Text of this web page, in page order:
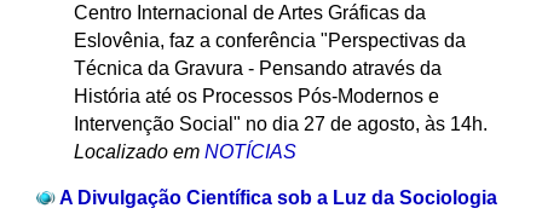
Centro Internacional de Artes Gráficas da
Eslovênia, faz a conferência "Perspectivas da
Técnica da Gravura - Pensando através da
História até os Processos Pós-Modernos e
Intervenção Social" no dia 27 de agosto, às 14h.
Localizado em NOTÍCIAS
A Divulgação Científica sob a Luz da Sociologia